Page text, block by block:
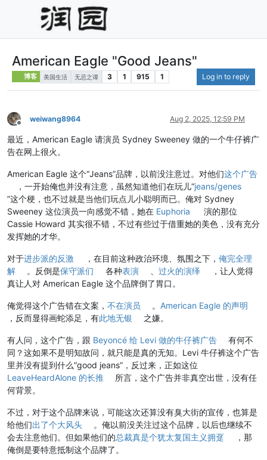
American Eagle "Good Jeans"
博客 美国生活 无忌之谭 3 1 915 1 Log in to reply
Offline
weiwang8964 Aug 2, 2025, 12:59 PM
最近，American Eagle 请演员 Sydney Sweeney 做的一个牛仔裤广
告在网上很火。
American Eagle 这个“Jeans”品牌，以前没注意过。对他们这个广告
，一开始俺也并没有注意，虽然知道他们在玩儿“jeans/genes
”这个梗，也不过就是当他们玩点儿小聪明而已。俺对 Sydney
Sweeney 这位演员一向感觉不错，她在 Euphoria
演的那位
Cassie Howard 其实很不错，不过有些过于借重她的美色，没有充分
发挥她的才华。
对于进步派的反激 ，在目前这种政治环境、氛围之下，俺完全理
解
。反倒是保守派们 各种表演 过火的演绎
，让人觉得
真让人对 American Eagle 这个品牌倒了胃口。
俺觉得这个广告错在文案， 不在演员 。 American Eagle 的声明
，反而显得画蛇添足，有此地无银 之嫌。
有人问，这个广告，跟 Beyoncé 给 Levi 做的牛仔裤广告
有何不
同？这如果不是明知故问，就只能是真的无知。Levi 牛仔裤这个广告
里并没有提到什么“good jeans”，反过来，正如这位
LeaveHeardAlone 的长推
所言，这个广告并非真空出世，没有任
何背景。
不过，对于这个品牌来说，可能这次还算没有臭大街的宣传，也算是
给他们出了个大风头
。俺以前没关注过这个品牌，以后也继续不
会去注意他们。但如果他们的总裁真是个犹太复国主义拥趸
，那
俺倒是要特意抵制这个品牌了。